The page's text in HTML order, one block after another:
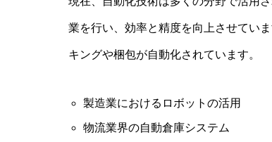
業を行い、効率と精度を向上させてい
キングや梱包が自動化されています。
製造業におけるロボットの活用
物流業界の自動倉庫システム